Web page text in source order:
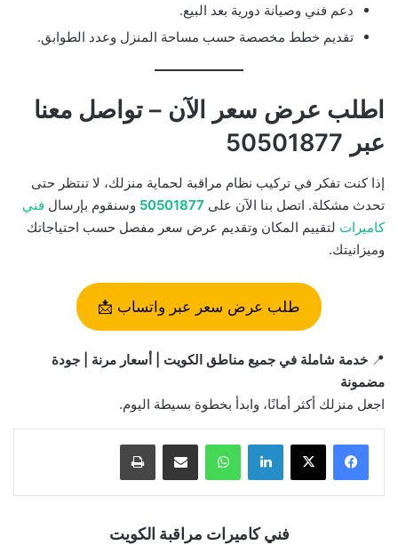
دعم فني وصيانة دورية بعد البيع.
تقديم خطط مخصصة حسب مساحة المنزل وعدد الطوابق.
اطلب عرض سعر الآن – تواصل معنا
عبر 50501877
إذا كنت تفكر في تركيب نظام مراقبة لحماية منزلك، لا تنتظر حتى
تحدث مشكلة. اتصل بنا الآن على 50501877 وسنقوم بإرسال فني
كاميرات لتقييم المكان وتقديم عرض سعر مفصل حسب احتياجاتك
وميزانيتك.
طلب عرض سعر عبر واتساب 📩
📍 خدمة شاملة في جميع مناطق الكويت | أسعار مرنة | جودة
مضمونة
اجعل منزلك أكثر أمانًا، وابدأ بخطوة بسيطة اليوم.
لينكدإن واتساب مشاركة بالبريد الإلكترونيطباعة
فني كاميرات مراقبة الكويت